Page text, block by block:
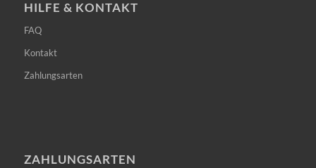
HILFE & KONTAKT
FAQ
Kontakt
Zahlungsarten
ZAHLUNGSARTEN